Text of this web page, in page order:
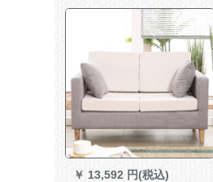
けの席（700長x 750幅x 800
￥ 13,592 円(税込)